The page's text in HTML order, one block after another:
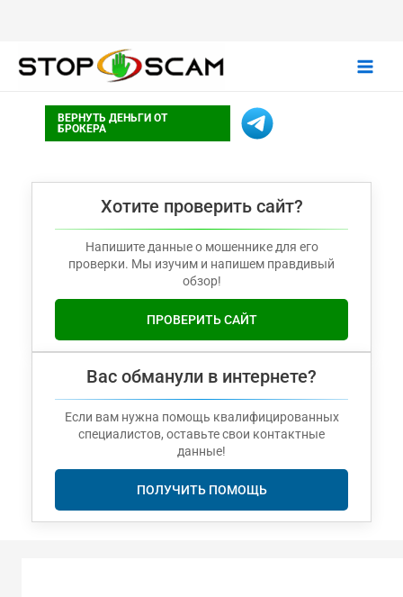
ВЕРНУТЬ ДЕНЬГИ ОТ
БРОКЕРА
Хотите проверить сайт?
Напишите данные о мошеннике для его
проверки. Мы изучим и напишем правдивый
обзор!
ПРОВЕРИТЬ САЙТ
Вас обманули в интернете?
Если вам нужна помощь квалифицированных
специалистов, оставьте свои контактные
данные!
ПОЛУЧИТЬ ПОМОЩЬ